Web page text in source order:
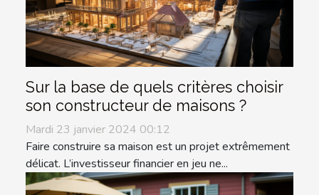
Sur la base de quels critères choisir
son constructeur de maisons ?
Mardi 23 janvier 2024 00:12
Faire construire sa maison est un projet extrêmement
délicat. L’investisseur financier en jeu ne...